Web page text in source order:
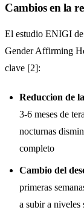
Cambios en la
El estudio ENIGI
Gender Affirming
clave [2]:
Reduccion de
3-6 meses de
nocturnas
completo
Cambio del
primeras
a subir a niveles